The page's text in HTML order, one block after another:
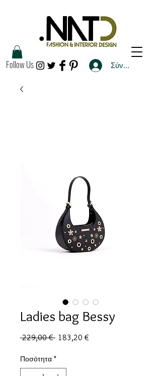
Follow Us Σύνδεση
Ladies bag Bessy
229,00 € Κανονική
183,20 €
Ποσότητα *